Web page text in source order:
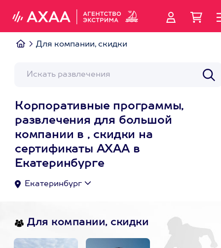
Для компании, скидки
Корпоративные программы,
развлечения для большой
компании в , скидки на
сертификаты АХАА в
Екатеринбурге
Екатеринбург
Для компании, скидки